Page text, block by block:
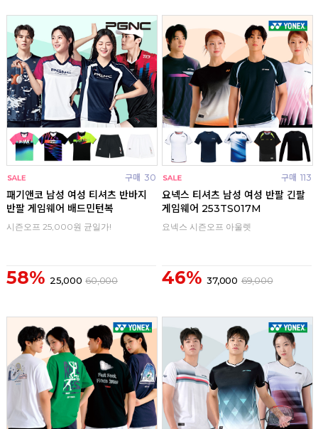
구매 30
패기앤코 남성 여성 티셔츠 반바지
반팔 게임웨어 배드민턴복
시즌오프 25,000원 균일가!
58% 25,000 60,000
구매 113
요넥스 티셔츠 남성 여성 반팔 긴팔
게임웨어 253TS017M
요넥스 시즌오프 아울렛
46% 37,000 69,000